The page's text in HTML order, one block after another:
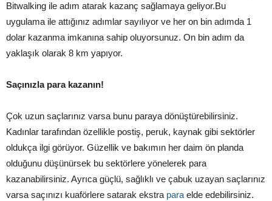
Bitwalking ile adım atarak kazanç sağlamaya geliyor.Bu
uygulama ile attığınız adımlar sayılıyor ve her on bin adımda 1
dolar kazanma imkanına sahip oluyorsunuz. On bin adım da
yaklaşık olarak 8 km yapıyor.
Saçınızla para kazanın!
Çok uzun saçlarınız varsa bunu paraya dönüştürebilirsiniz.
Kadınlar tarafından özellikle postiş, peruk, kaynak gibi sektörler
oldukça ilgi görüyor. Güzellik ve bakımın her daim ön planda
olduğunu düşünürsek bu sektörlere yönelerek para
kazanabilirsiniz. Ayrıca güçlü, sağlıklı ve çabuk uzayan saçlarınız
varsa saçınızı kuaförlere satarak ekstra para elde edebilirsiniz.